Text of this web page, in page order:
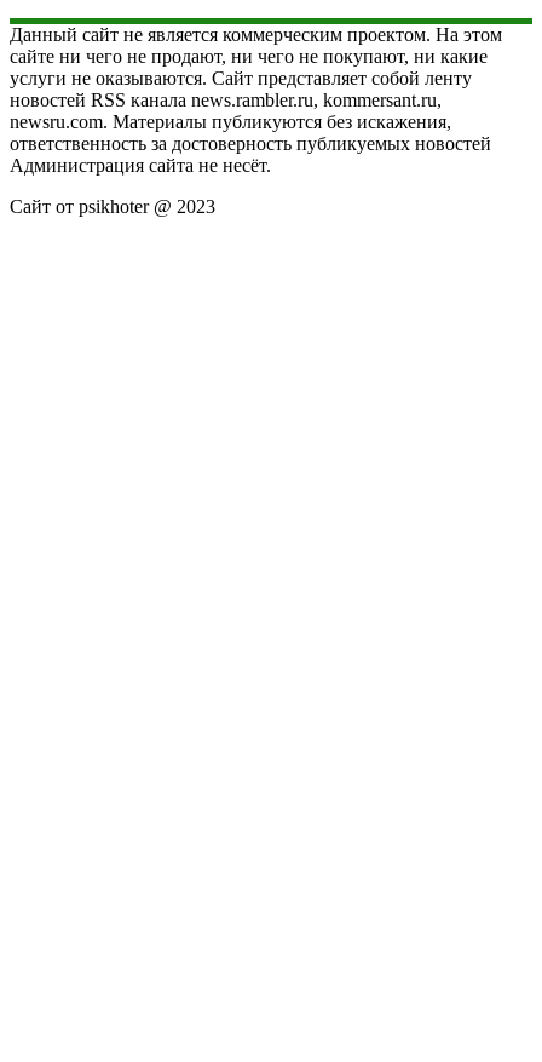
Данный сайт не является коммерческим проектом. На этом
сайте ни чего не продают, ни чего не покупают, ни какие
услуги не оказываются. Сайт представляет собой ленту
новостей RSS канала news.rambler.ru, kommersant.ru,
newsru.com. Материалы публикуются без искажения,
ответственность за достоверность публикуемых новостей
Администрация сайта не несёт.
Сайт от psikhoter @ 2023